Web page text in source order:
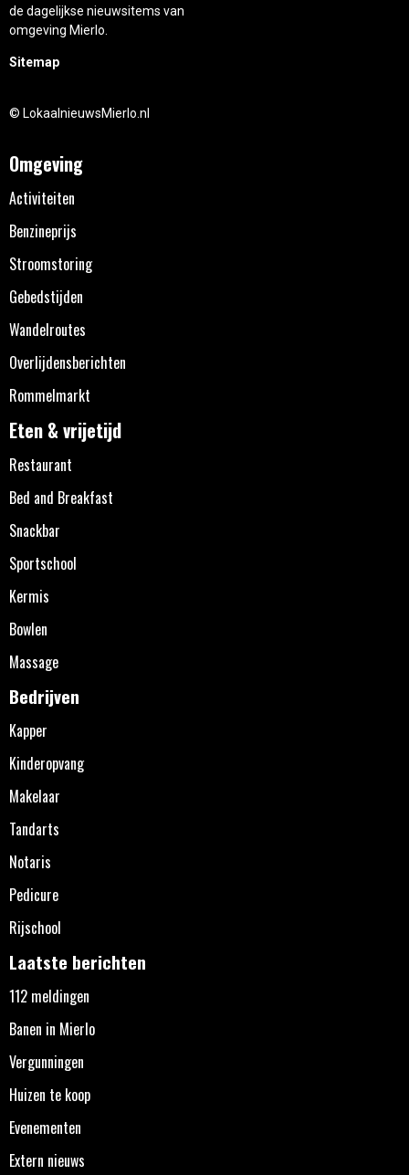
de dagelijkse nieuwsitems van
omgeving Mierlo.
Sitemap
© LokaalnieuwsMierlo.nl
Omgeving
Activiteiten
Benzineprijs
Stroomstoring
Gebedstijden
Wandelroutes
Overlijdensberichten
Rommelmarkt
Eten & vrijetijd
Restaurant
Bed and Breakfast
Snackbar
Sportschool
Kermis
Bowlen
Massage
Bedrijven
Kapper
Kinderopvang
Makelaar
Tandarts
Notaris
Pedicure
Rijschool
Laatste berichten
112 meldingen
Banen in Mierlo
Vergunningen
Huizen te koop
Evenementen
Extern nieuws